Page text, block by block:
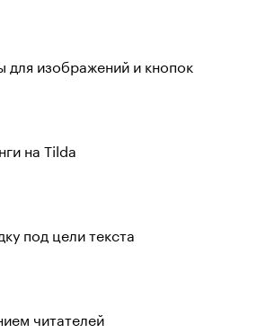
для изображений и кнопок
на Tilda
под цели текста
читателей